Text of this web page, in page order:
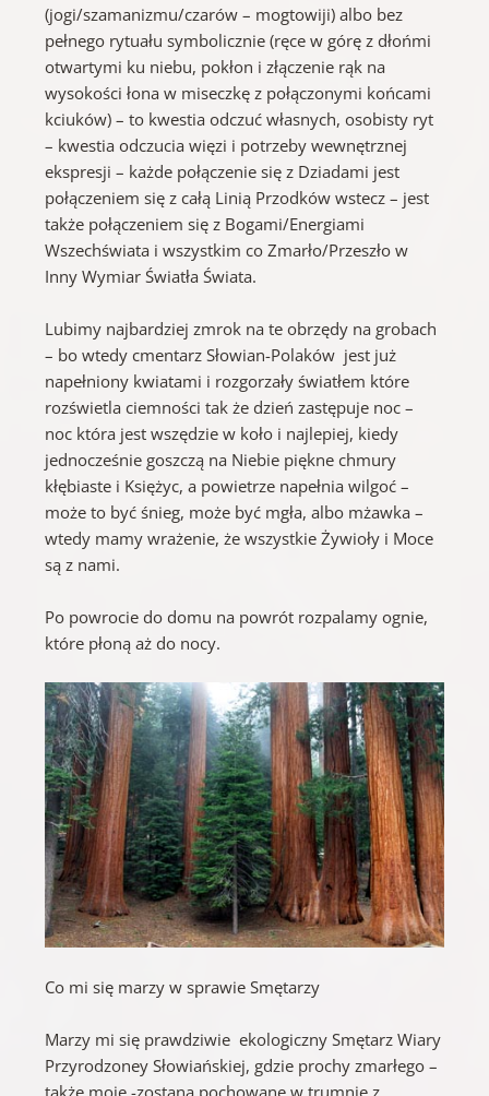
(jogi/szamanizmu/czarów – mogtowiji) albo bez
pełnego rytuału symbolicznie (ręce w górę z dłońmi
otwartymi ku niebu, pokłon i złączenie rąk na
wysokości łona w miseczkę z połączonymi końcami
kciuków) – to kwestia odczuć własnych, osobisty ryt
– kwestia odczucia więzi i potrzeby wewnętrznej
ekspresji – każde połączenie się z Dziadami jest
połączeniem się z całą Linią Przodków wstecz – jest
także połączeniem się z Bogami/Energiami
Wszechświata i wszystkim co Zmarło/Przeszło w
Inny Wymiar Światła Świata.
Lubimy najbardziej zmrok na te obrzędy na grobach
– bo wtedy cmentarz Słowian-Polaków jest już
napełniony kwiatami i rozgorzały światłem które
rozświetla ciemności tak że dzień zastępuje noc –
noc która jest wszędzie w koło i najlepiej, kiedy
jednocześnie goszczą na Niebie piękne chmury
kłębiaste i Księżyc, a powietrze napełnia wilgoć –
może to być śnieg, może być mgła, albo mżawka –
wtedy mamy wrażenie, że wszystkie Żywioły i Moce
są z nami.
Po powrocie do domu na powrót rozpalamy ognie,
które płoną aż do nocy.
Co mi się marzy w sprawie Smętarzy
Marzy mi się prawdziwie ekologiczny Smętarz Wiary
Przyrodzoney Słowiańskiej, gdzie prochy zmarłego –